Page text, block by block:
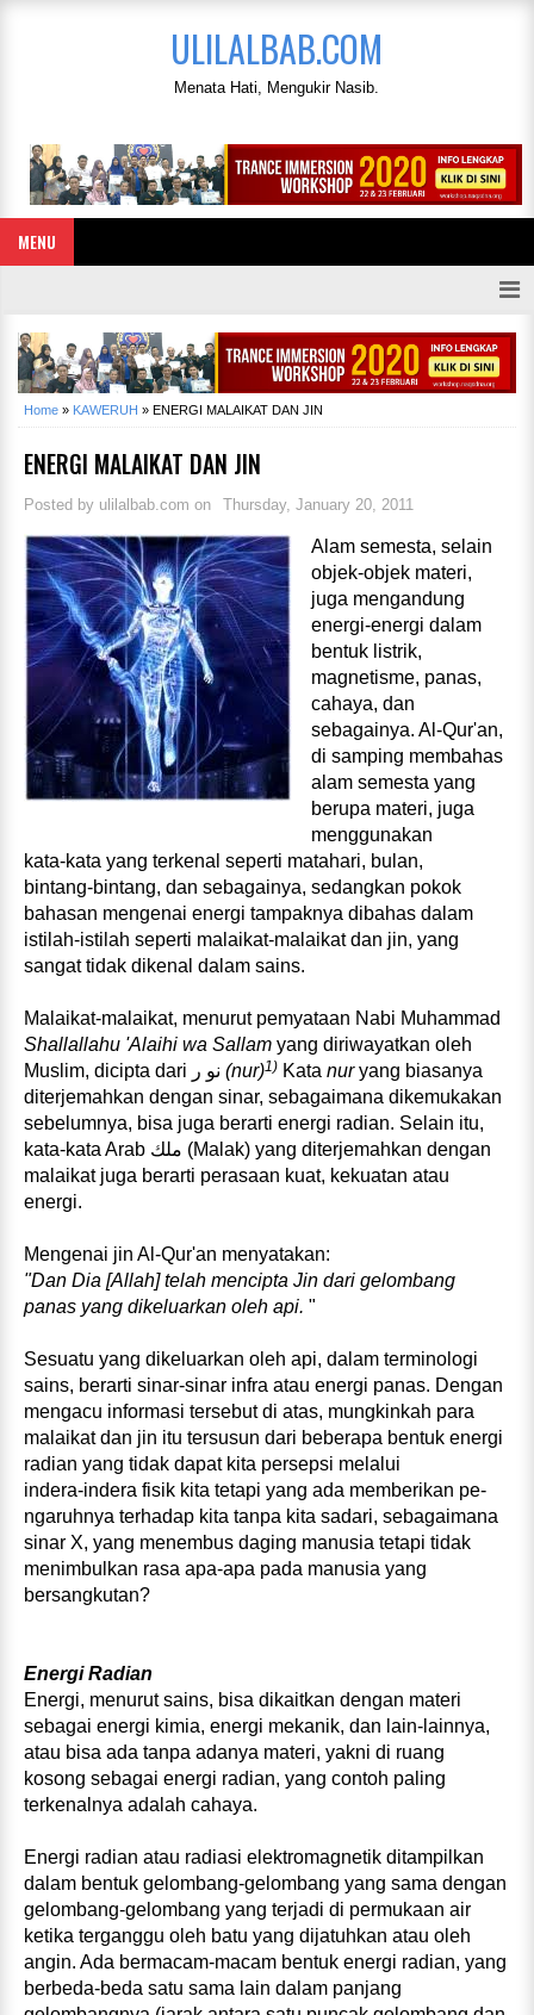
ULILALBAB.COM
Menata Hati, Mengukir Nasib.
MENU
Home » KAWERUH » ENERGI MALAIKAT DAN JIN
ENERGI MALAIKAT DAN JIN
Posted by ulilalbab.com on Thursday, January 20, 2011
Alam semesta, selain
objek‑objek materi,
juga mengandung
energi‑energi dalam
bentuk listrik,
magnetisme, panas,
cahaya, dan
sebagainya. Al‑Qur'an,
di samping membahas
alam semesta yang
berupa materi, juga
menggunakan
kata‑kata yang terkenal seperti matahari, bulan,
bintang‑bintang, dan sebagainya, sedangkan pokok
bahasan mengenai energi tampaknya dibahas dalam
istilah‑istilah seperti malaikat‑malaikat dan jin, yang
sangat tidak dikenal dalam sains.
Malaikat‑malaikat, menurut pemyataan Nabi Muhammad
Shallallahu 'Alaihi wa Sallam yang diriwayatkan oleh
Muslim, dicipta dari نو ر (nur)1) Kata nuryang biasanya
diterjemahkan dengan sinar, sebagaimana dikemukakan
sebelumnya, bisa juga berarti energi radian. Selain itu,
kata‑kata Arab
(Malak) yang diterjemahkan dengan
malaikat juga berarti perasaan kuat, kekuatan atau
energi.
Mengenai jin Al‑Qur'an menyatakan:
"Dan Dia [Allah] telah mencipta Jin dari gelombang
panas yang dikeluarkan oleh api. "
Sesuatu yang dikeluarkan oleh api, dalam terminologi
sains, berarti sinar‑sinar infra atau energi panas. Dengan
mengacu informasi tersebut di atas, mungkinkah para
malaikat dan jin itu tersusun dari beberapa ben­tuk energi
radian yang tidak dapat kita persepsi melalui
indera‑indera fisik kita tetapi yang ada memberikan pe­
ngaruhnya terhadap kita tanpa kita sadari, sebagaimana
sinar X, yang menembus daging manusia tetapi tidak
menimbulkan rasa apa‑apa pada manusia yang
bersangkutan?
Energi Radian
Energi, menurut sains, bisa dikaitkan dengan materi
sebagai energi kimia, energi mekanik, dan lain‑lainnya,
atau bisa ada tanpa adanya materi, yakni di ruang
kosong sebagai energi radian, yang contoh paling
terkenalnya adalah cahaya.
Energi radian atau radiasi elektromagnetik ditampilkan
dalam bentuk gelombang‑gelombang yang sama dengan
gelombang‑gelombang yang terjadi di permukaan air
ketika terganggu oleh batu yang dijatuhkan atau oleh
angin. Ada bermacam‑macam bentuk energi radian, yang
berbeda‑beda satu sama lain dalam panjang